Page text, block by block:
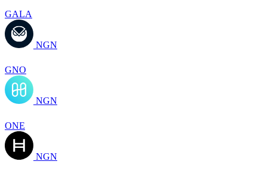
GALA
NGN
GNO
NGN
ONE
NGN